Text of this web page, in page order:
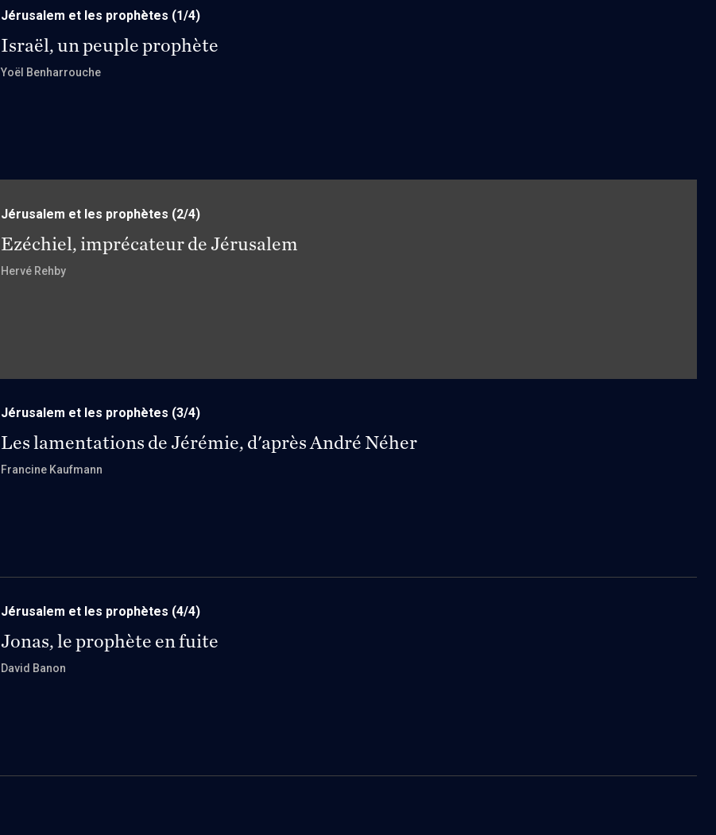
Jérusalem et les prophètes (1/4)
Israël, un peuple prophète
Yoël Benharrouche
Jérusalem et les prophètes (2/4)
Ezéchiel, imprécateur de Jérusalem
Hervé Rehby
Jérusalem et les prophètes (3/4)
Les lamentations de Jérémie, d'après André Néher
Francine Kaufmann
Jérusalem et les prophètes (4/4)
Jonas, le prophète en fuite
David Banon